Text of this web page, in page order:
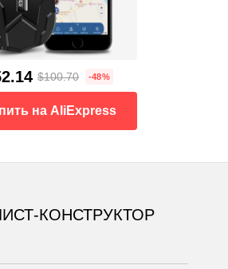
$100.70 -48%
на AliExpress
КОНСТРУКТОР